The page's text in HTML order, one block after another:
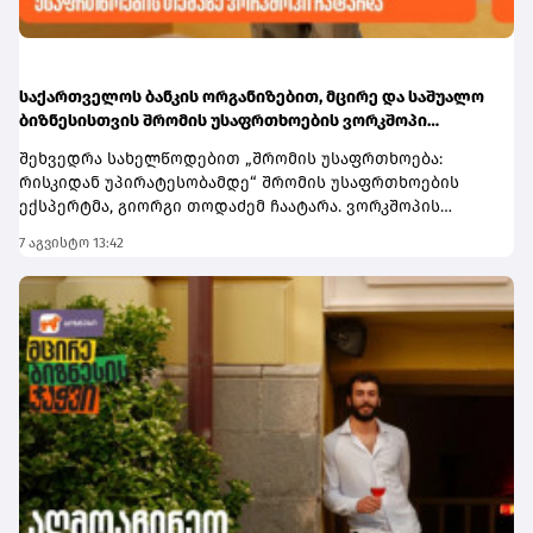
საქართველოს ბანკის ორგანიზებით, მცირე და საშუალო
ბიზნესისთვის შრომის უსაფრთხოების ვორკშოპი
შეხვედრა სახელწოდებით „შრომის უსაფრთხოება:
რისკიდან უპირატესობამდე“ შრომის უსაფრთხოების
ექსპერტმა, გიორგი თოდაძემ ჩაატარა. ვორკშოპის
იმის შესახებ, თუ როგორ იქცევა უსაფრთხოების
სტანდარტების დანერგვა ბიზნესის მდგრადი
განვითარების, ფინანსური სტაბილურობისა და
რეპუტაციის გაძლიერების ინსტრუმენტად.ღონისძიებაზე
განხილული იყო ისეთი მნიშვნელოვანი საკითხები,
როგორიცაა უსაფრთხოების ეკონომიკა და ინვესტიციის
უკუგება (ROI); როგორ გადაიქცეს უსაფრთხოება ბიზნესის
სტრატეგიულ უპირატესობად; თანამშრომელთა
რესურსების მართვა; ლიდერის როლი უსაფრთხოების
კულტურის ჩამოყალიბებაში და ნდობაზე დაფუძნებული
სამუშაო გარემოს შექმნა.მონაწილეებმა ასევე მიიღეს
პრაქტიკული რეკომენდაციები კრიზისების მართვისა და
7 აგვისტო 13:42